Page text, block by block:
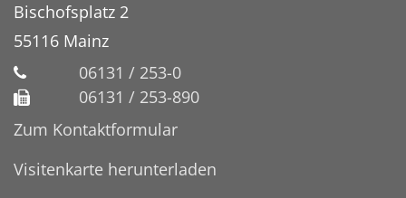
Bischofsplatz 2
55116 Mainz
06131 / 253-0
06131 / 253-890
Zum Kontaktformular
Visitenkarte herunterladen